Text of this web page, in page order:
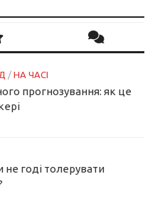
/ НА ЧАСІ
прогнозування: як це
не годі толерувати